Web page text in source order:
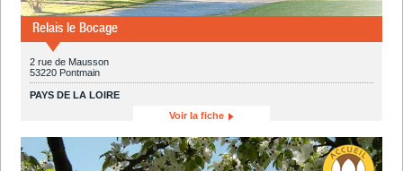
Relais le Bocage
2 rue de Mausson
53220 Pontmain
PAYS DE LA LOIRE
Voir la fiche